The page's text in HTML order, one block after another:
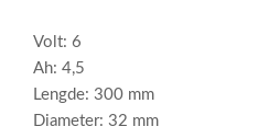
Volt: 6
Ah: 4,5
Lengde: 300 mm
Diameter: 32 mm